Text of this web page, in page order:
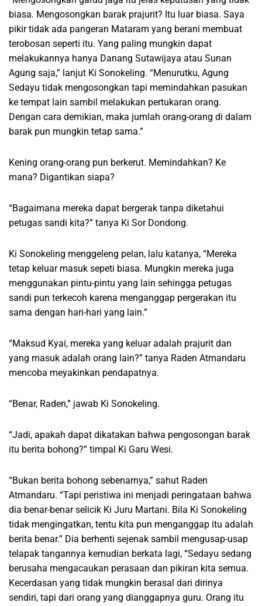
biasa. Mengosongkan barak prajurit? Itu luar biasa. Saya
pikir tidak ada pangeran Mataram yang berani membuat
terobosan seperti itu. Yang paling mungkin dapat
melakukannya hanya Danang Sutawijaya atau Sunan
Agung saja,” lanjut Ki Sonokeling. “Menurutku, Agung
Sedayu tidak mengosongkan tapi memindahkan pasukan
ke tempat lain sambil melakukan pertukaran orang.
Dengan cara demikian, maka jumlah orang-orang di dalam
barak pun mungkin tetap sama.”
Kening orang-orang pun berkerut. Memindahkan? Ke
mana? Digantikan siapa?
“Bagaimana mereka dapat bergerak tanpa diketahui
petugas sandi kita?” tanya Ki Sor Dondong.
Ki Sonokeling menggeleng pelan, lalu katanya, “Mereka
tetap keluar masuk sepeti biasa. Mungkin mereka juga
menggunakan pintu-pintu yang lain sehingga petugas
sandi pun terkecoh karena menganggap pergerakan itu
sama dengan hari-hari yang lain.”
“Maksud Kyai, mereka yang keluar adalah prajurit dan
yang masuk adalah orang lain?” tanya Raden Atmandaru
mencoba meyakinkan pendapatnya.
“Benar, Raden,” jawab Ki Sonokeling.
“Jadi, apakah dapat dikatakan bahwa pengosongan barak
itu berita bohong?” timpal Ki Garu Wesi.
“Bukan berita bohong sebenarnya,” sahut Raden
Atmandaru. “Tapi peristiwa ini menjadi peringataan bahwa
dia benar-benar selicik Ki Juru Martani. Bila Ki Sonokeling
tidak mengingatkan, tentu kita pun menganggap itu adalah
berita benar.” Dia berhenti sejenak sambil mengusap-usap
telapak tangannya kemudian berkata lagi, “Sedayu sedang
berusaha mengacaukan perasaan dan pikiran kita semua.
Kecerdasan yang tidak mungkin berasal dari dirinya
sendiri, tapi dari orang yang dianggapnya guru. Orang itu